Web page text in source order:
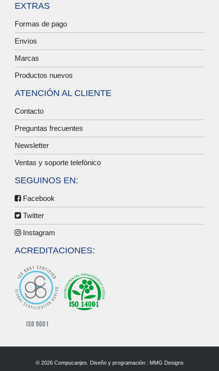
EXTRAS
Formas de pago
Envíos
Marcas
Productos nuevos
ATENCIÓN AL CLIENTE
Contacto
Preguntas frecuentes
Newsletter
Ventas y soporte telefónico
SEGUINOS EN:
Facebook
Twitter
Instagram
ACREDITACIONES:
© 2026 Compucanjes. Diseño y programación : MMG Designs